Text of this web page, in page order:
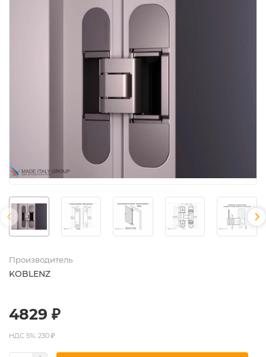
Производитель
KOBLENZ
4829 ₽
НДС 5%: 230 ₽